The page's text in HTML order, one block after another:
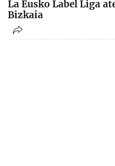
La Eusko Label Liga
Bizkaia